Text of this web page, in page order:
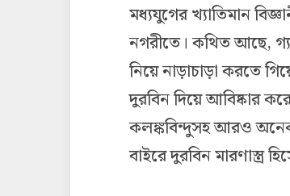
মধ্যযুগের খ্যাতিমান
নগরীতে। কথিত আছে,
নিয়ে নাড়াচাড়া করতে
দুরবিন দিয়ে আবিষ্কার
কলঙ্কবিন্দুসহ আরও
বাইরে দুরবিন মারণাস্ত্র